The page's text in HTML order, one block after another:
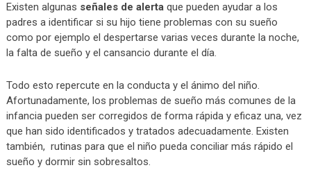
Existen algunas señales de alerta que pueden ayudar a los
padres a identificar si su hijo tiene problemas con su sueño
como por ejemplo el despertarse varias veces durante la noche,
la falta de sueño y el cansancio durante el día.
Todo esto repercute en la conducta y el ánimo del niño.
Afortunadamente, los problemas de sueño más comunes de la
infancia pueden ser corregidos de forma rápida y eficaz una, vez
que han sido identificados y tratados adecuadamente. Existen
también, rutinas para que el niño pueda conciliar más rápido el
sueño y dormir sin sobresaltos.